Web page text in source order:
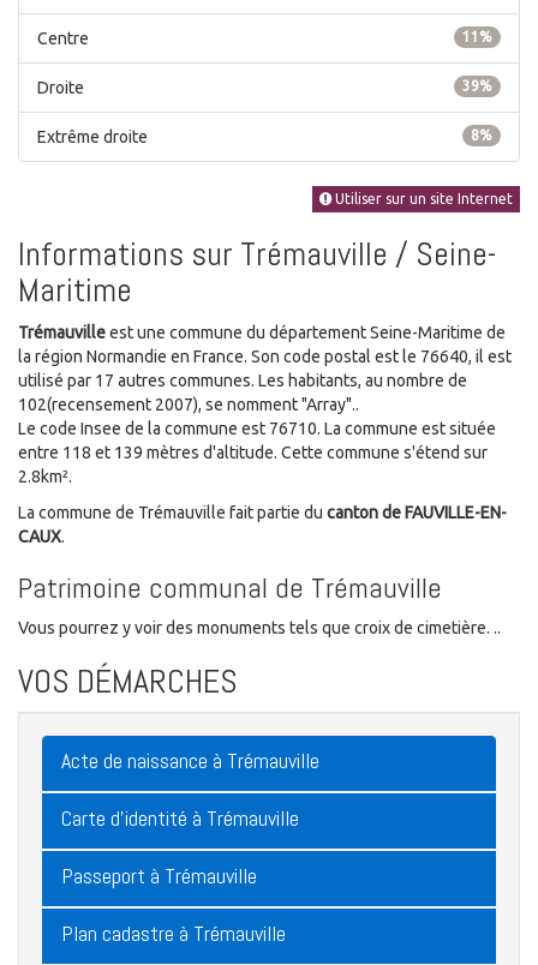
11%
Centre
39%
Droite
8%
Extrême droite
Utiliser sur un site Internet
Informations sur Trémauville / Seine-
Maritime
Trémauvilleest une commune du département Seine-Maritime de
la région Normandie en France. Son code postal est le 76640, il est
utilisé par 17 autres communes. Les habitants, au nombre de
102(recensement 2007), se nomment "Array"..
Le code Insee de la commune est 76710. La commune est située
entre 118 et 139 mètres d'altitude. Cette commune s'étend sur
2.8km².
La commune de Trémauville fait partie du canton de FAUVILLE-EN-
CAUX.
Patrimoine communal de Trémauville
Vous pourrez y voir des monuments tels que croix de cimetière. ..
VOS DÉMARCHES
Acte de naissance à Trémauville
Carte d'identité à Trémauville
Passeport à Trémauville
Plan cadastre à Trémauville